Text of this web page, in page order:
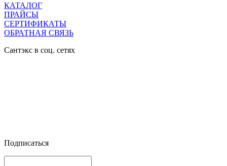
КАТАЛОГ
ПРАЙСЫ
СЕРТИФИКАТЫ
ОБРАТНАЯ СВЯЗЬ
Сантэкс в соц. сетях
Подписаться